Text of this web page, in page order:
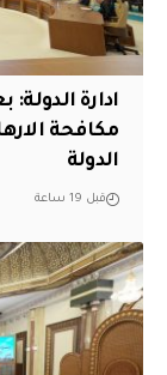
مكافحة
الدولة
قبل 19 ساعة